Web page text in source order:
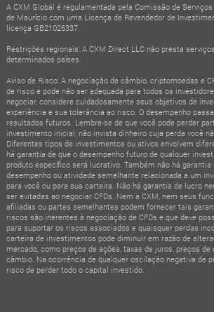
A CXM Global é regulamentada pela Comissão de
de Maurício com uma Licença de Revendedor de
licença GB21026337.
Restrições regionais: A CXM Direct LLC não presta
determinados países.
Aviso de Risco: A negociação de câmbio, criptomoedas e
de risco e pode não ser adequada para todos os
negociar, considere cuidadosamente seus objetivos de
experiência e sua tolerância ao risco. O desempenho
resultados futuros. Lembre-se de que você pode perder
investimento inicial; não invista dinheiro cuja perda você
Diferentes tipos de investimentos ou ativos envolvem
há garantia de que o desempenho futuro de qualquer
produto específico será lucrativo. Também não há garantia
desempenho ou atividade semelhante relacionada a um
para você ou para sua carteira. Não há garantia de lucro
ser evitadas ao negociar CFDs. Nem a CXM, nem seus
afiliadas ou partes semelhantes podem fornecer tais
riscos são inerentes à negociação de CFDs e que deve
para suportar os riscos associados e quaisquer perdas
carteira de investimentos pode diminuir em razão de
mercado, como preços de ações, taxas de juros, preços
câmbio. Na ocorrência de qualquer oscilação negativa de
risco de perder todo o capital investido.